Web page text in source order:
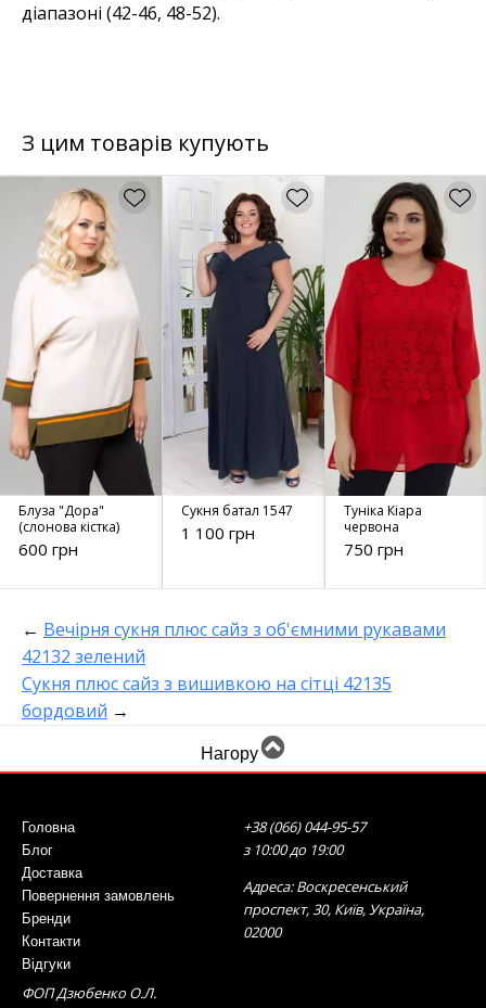
діапазоні (42-46, 48-52).
З цим товарів купують
Блуза "Дора"
(слонова кістка)
600 грн
Сукня батал 1547
1 100 грн
Туніка Кіара
червона
750 грн
← Вечірня сукня плюс сайз з об'ємними рукавами
42132 зелений
Сукня плюс сайз з вишивкою на сітці 42135
бордовий →
Нагору
Головна
Блог
Доставка
Повернення замовлень
Бренди
Контакти
Відгуки
+38 (066) 044-95-57
з 10:00 до 19:00
Адреса: Воскресенський
проспект, 30, Київ, Україна,
02000
ФОП Дзюбенко О.Л.